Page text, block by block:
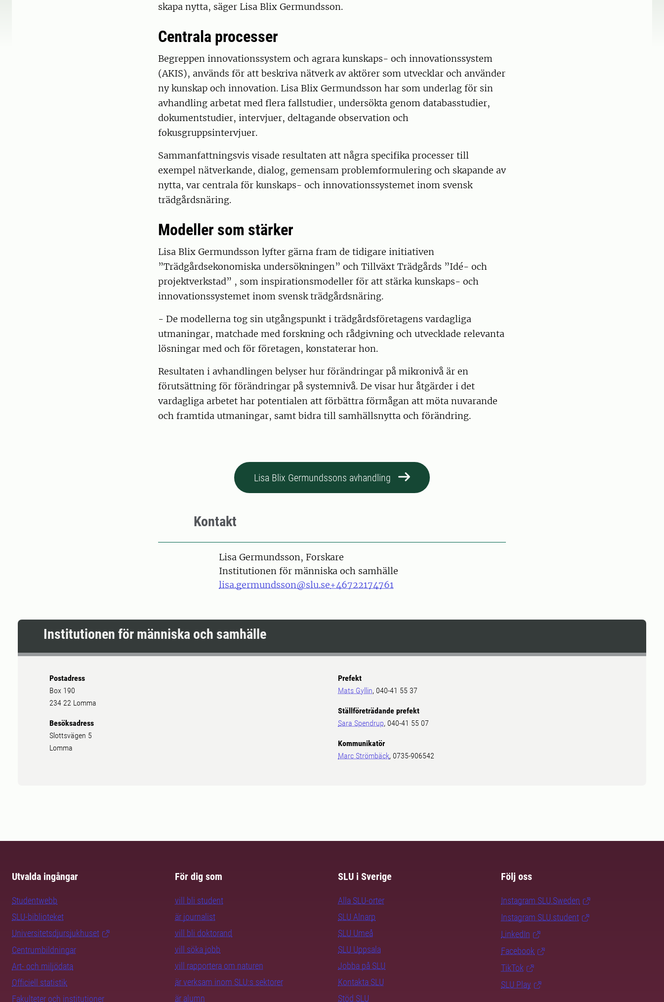
skapa nytta, säger Lisa Blix Germundsson.
Centrala processer
Begreppen innovationssystem och agrara kunskaps- och innovationssystem
(AKIS), används för att beskriva nätverk av aktörer som utvecklar och använder
ny kunskap och innovation. Lisa Blix Germundsson har som underlag för sin
avhandling arbetat med flera fallstudier, undersökta genom databasstudier,
dokumentstudier, intervjuer, deltagande observation och
fokusgruppsintervjuer.
Sammanfattningsvis visade resultaten att några specifika processer till
exempel nätverkande, dialog, gemensam problemformulering och skapande av
nytta, var centrala för kunskaps- och innovationssystemet inom svensk
trädgårdsnäring.
Modeller som stärker
Lisa Blix Germundsson lyfter gärna fram de tidigare initiativen
”Trädgårdsekonomiska undersökningen” och Tillväxt Trädgårds ”Idé- och
projektverkstad” , som inspirationsmodeller för att stärka kunskaps- och
innovationssystemet inom svensk trädgårdsnäring.
- De modellerna tog sin utgångspunkt i trädgårdsföretagens vardagliga
utmaningar, matchade med forskning och rådgivning och utvecklade relevanta
lösningar med och för företagen, konstaterar hon.
Resultaten i avhandlingen belyser hur förändringar på mikronivå är en
förutsättning för förändringar på systemnivå. De visar hur åtgärder i det
vardagliga arbetet har potentialen att förbättra förmågan att möta nuvarande
och framtida utmaningar, samt bidra till samhällsnytta och förändring.
Lisa Blix Germundssons avhandling
Kontakt
PersonLisa Germundsson, Forskare
Institutionen för människa och samhälle
lisa.germundsson@slu.se+46722174761
Institutionen för människa och samhälle
Postadress
Box 190
234 22 Lomma
Besöksadress
Slottsvägen 5
Lomma
Prefekt
Mats Gyllin, 040-41 55 37
Ställföreträdande prefekt
Sara Spendrup, 040-41 55 07
Kommunikatör
Marc Strömbäck, 0735-906542
Utvalda ingångar
Studentwebb
SLU-biblioteket
Universitetsdjursjukhuset
Centrumbildningar
Art- och miljödata
Officiell statistik
Fakulteter och institutioner
För dig som
vill bli student
är journalist
vill bli doktorand
vill söka jobb
vill rapportera om naturen
är verksam inom SLU:s sektorer
är alumn
SLU i Sverige
Alla SLU-orter
SLU Alnarp
SLU Umeå
SLU Uppsala
Jobba på SLU
Kontakta SLU
Stöd SLU
Följ oss
Instagram SLU.Sweden
Instagram SLU.student
LinkedIn
Facebook
TikTok
SLU Play